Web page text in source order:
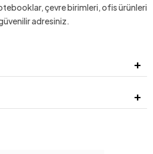
çevre birimleri, ofis ürünleri
adresiniz.